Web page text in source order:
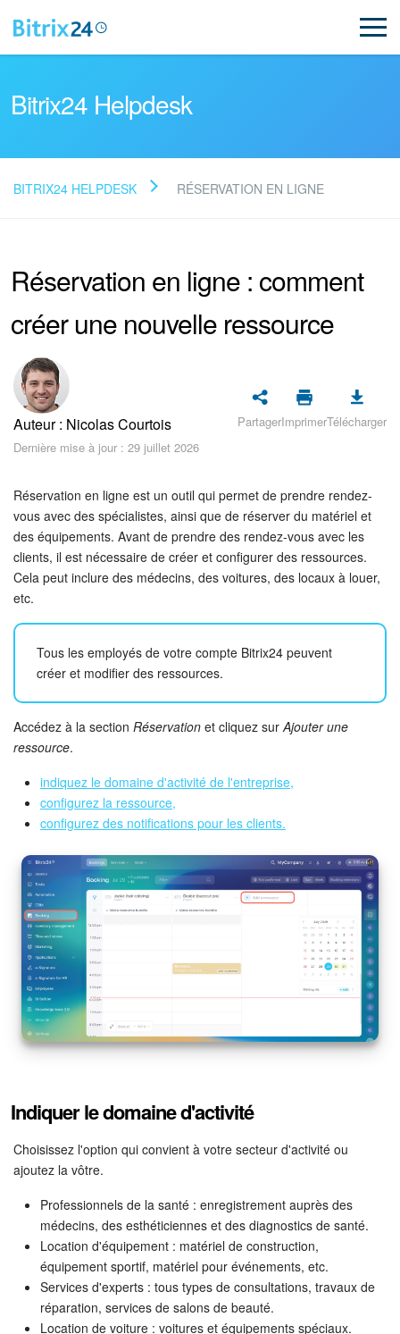
NOUVEAU
Assistance de Bitrix24
Inscription et connexion
Sécurité dans Bitrix24
Démarrer sur Bitrix24
Abonnement
Actualités
Tâches et projets
Messenger
Collabs
Calendriers
Bitrix24 Drive
Sites
Boutique en ligne
Gestion des stocks
Messagerie web
Réservation en ligne
CoPilot - IA dans Bitrix24
Signature électronique
Signature électronique pour les RH
Analytique
BI Builder
Bitrix24 Helpdesk
BITRIX24 HELPDESK RÉSERVATION EN LIGNE
Réservation en ligne : comment
créer une nouvelle ressource
Auteur : Nicolas Courtois
Dernière mise à jour : 29 juillet 2026
PartagerImprimerTélécharger
Réservation en ligne est un outil qui permet de prendre rendez-
vous avec des spécialistes, ainsi que de réserver du matériel et
des équipements. Avant de prendre des rendez-vous avec les
clients, il est nécessaire de créer et configurer des ressources.
Cela peut inclure des médecins, des voitures, des locaux à louer,
etc.
Tous les employés de votre compte Bitrix24 peuvent
créer et modifier des ressources.
Accédez à la section Réservation et cliquez sur Ajouter une
ressource.
indiquez le domaine d'activité de l'entreprise,
configurez la ressource,
configurez des notifications pour les clients.
Indiquer le domaine d'activité
Choisissez l'option qui convient à votre secteur d'activité ou
ajoutez la vôtre.
Professionnels de la santé : enregistrement auprès des
médecins, des esthéticiennes et des diagnostics de santé.
Location d'équipement : matériel de construction,
équipement sportif, matériel pour événements, etc.
Services d'experts : tous types de consultations, travaux de
réparation, services de salons de beauté.
Location de voiture : voitures et équipements spéciaux.